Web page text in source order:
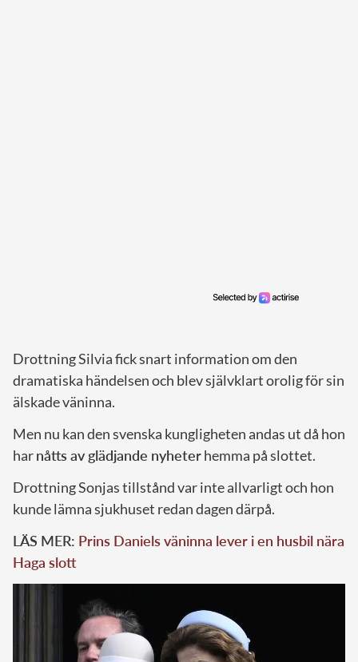
Drottning Silvia fick snart information om den
dramatiska händelsen och blev självklart orolig för sin
älskade väninna.
Men nu kan den svenska kungligheten andas ut då hon
harnåtts av glädjande nyheterhemma på slottet.
Drottning Sonjas tillstånd var inte allvarligt och hon
kunde lämna sjukhuset redan dagen därpå.
LÄS MER: Prins Daniels väninna lever i en husbil nära
Haga slott